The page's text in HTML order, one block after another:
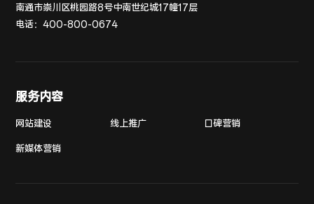
南通市崇川区桃园路8号中南世纪城17幢17层
电话：400-800-0674
服务内容
网站建设 线上推广 口碑营销
新媒体营销